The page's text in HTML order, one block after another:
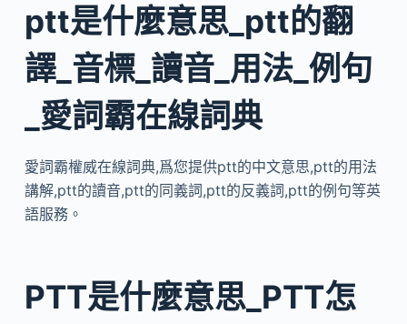
ptt是什麼意思_ptt的翻
譯_音標_讀音_用法_例句
_愛詞霸在線詞典
愛詞霸權威在線詞典,爲您提供ptt的中文意思,ptt的用法
講解,ptt的讀音,ptt的同義詞,ptt的反義詞,ptt的例句等英
語服務。
PTT是什麼意思_PTT怎